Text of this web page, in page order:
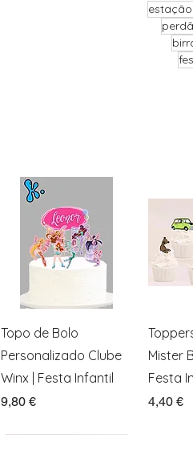
Visualização rápida
Topo de Bolo
Personalizado Clube
Winx | Festa Infantil
Preço
9,80 €
Mister
Festa
Preço
4,40 €